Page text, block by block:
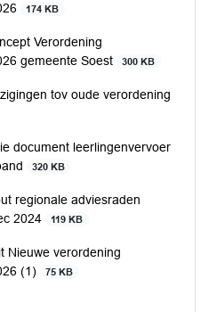
174 KB
Verordening
gemeente Soest
300 KB
tov oude verordening
document leerlingenvervoer
320 KB
regionale adviesraden
2024
119 KB
Nieuwe verordening
(1)
75 KB